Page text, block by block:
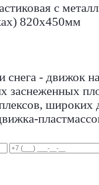
с
820х450мм
снега - движок
заснеженных